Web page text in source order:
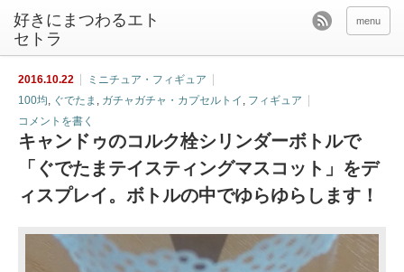
好きにまつわるエト
セトラ
menu
2016.10.22
ミニチュア・フィギュア
100均, ぐでたま , ガチャガチャ・カプセルトイ , フィギュア
コメントを書く
キャンドゥのコルク栓シリンダーボトルで
「ぐでたまテイスティングマスコット」をデ
ィスプレイ。ボトルの中でゆらゆらします！